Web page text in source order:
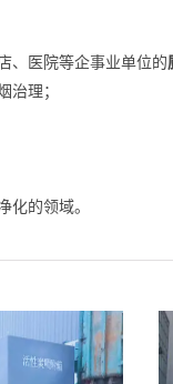
、医院等企事业单位的
治理；
化的领域。